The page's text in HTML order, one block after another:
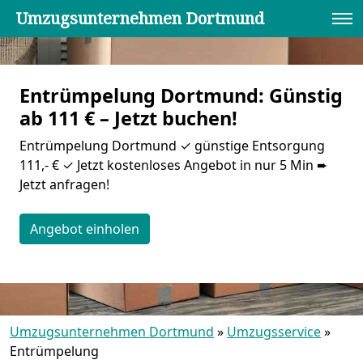
Umzugsunternehmen Dortmund
Entrümpelung Dortmund: Günstig
ab 111 € – Jetzt buchen!
Entrümpelung Dortmund ✓ günstige Entsorgung
111,- € ✓ Jetzt kostenloses Angebot in nur 5 Min ➨
Jetzt anfragen!
Angebot einholen
Umzugsunternehmen Dortmund » Umzugsservice»
Entrümpelung